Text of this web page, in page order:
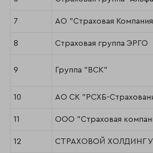
7 АО "Страховая
8 Страховая группа ЭРГО
9 Группа "ВСК"
10 АО СК "РСХБ-
11 ООО "Страховая
12 СТРАХОВОЙ ХОЛДИНГ